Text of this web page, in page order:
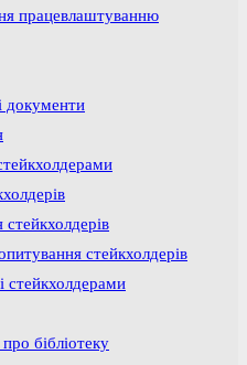
працевлаштуванню
документи
стейкхолдерів
стейкхолдерами
бібліотеку